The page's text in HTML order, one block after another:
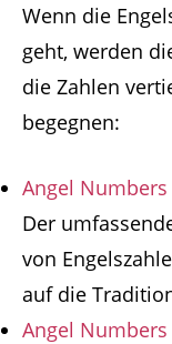
Wenn die
geht, werden
die Zahlen
begegnen:
Angel
Der
von
auf die
Angel